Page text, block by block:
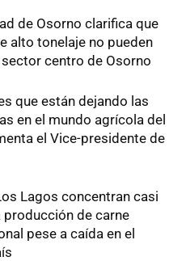
de Osorno clarifica que
alto tonelaje no pueden
centro de Osorno
que están dejando las
en el mundo agrícola del
el Vice-presidente de
Lagos concentran casi
producción de carne
pese a caída en el